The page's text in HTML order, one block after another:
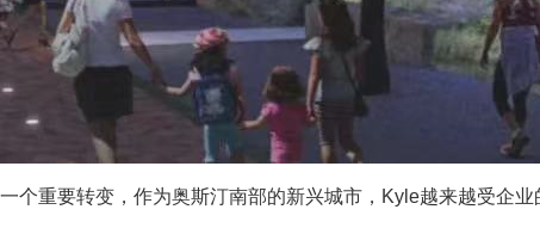
个重要转变，作为奥斯汀南部的新兴城市，Kyle越来越受企业